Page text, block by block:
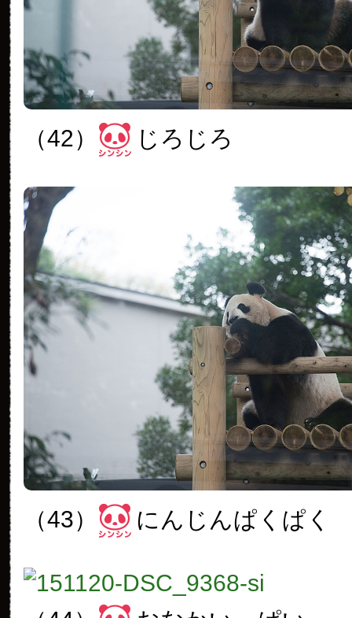
（42） じろじろ
（43） にんじんぱくぱく